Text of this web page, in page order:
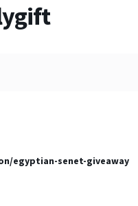
egyptian-senet-giveaway